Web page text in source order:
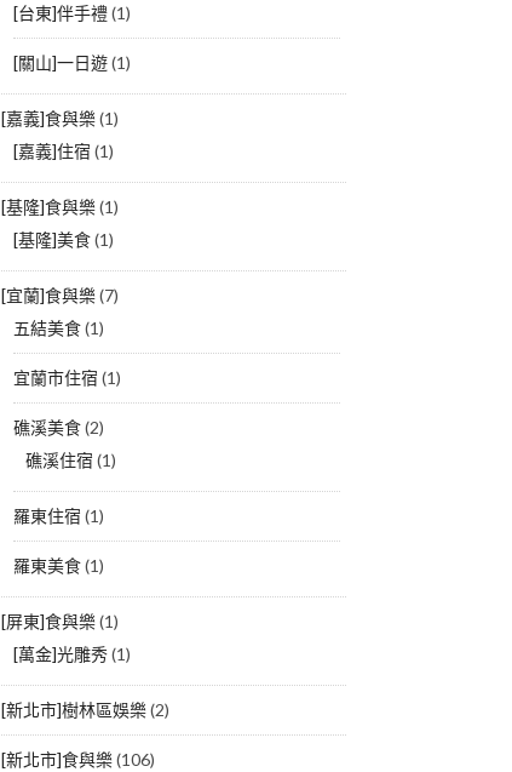
[台東]伴手禮(1)
[關山]一日遊(1)
[嘉義]食與樂(1)
[嘉義]住宿 (1)
[基隆]食與樂(1)
[基隆]美食(1)
[宜蘭]食與樂(7)
五結美食(1)
宜蘭市住宿 (1)
礁溪美食(2)
礁溪住宿 (1)
羅東住宿 (1)
羅東美食(1)
[屏東]食與樂(1)
[萬金]光雕秀(1)
[新北市]樹林區娛樂(2)
[新北市]食與樂(106)